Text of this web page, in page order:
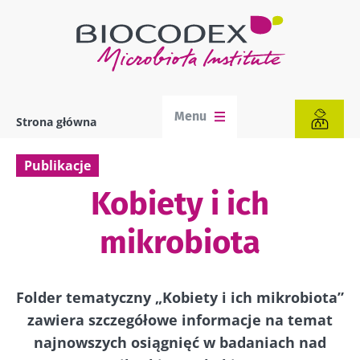
Ścieżka
Strona główna Menu
Publikacje
Kobiety i ich
mikrobiota
Folder tematyczny „Kobiety i ich mikrobiota”
zawiera szczegółowe informacje na temat
najnowszych osiągnięć w badaniach nad